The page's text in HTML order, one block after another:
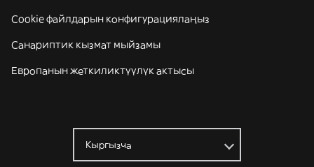
Cookie файлдарын конфигурациялаңыз
Санариптик кызмат мыйзамы
Европанын жеткиликтүүлүк актысы